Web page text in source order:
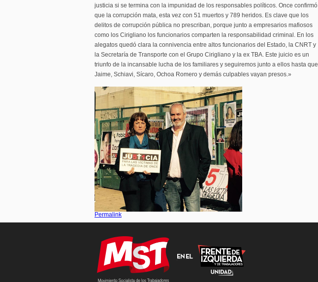
justicia si se termina con la impunidad de los responsables políticos. Once confirmó
que la corrupción mata, esta vez con 51 muertos y 789 heridos. Es clave que los
delitos de corrupción pública no prescriban, porque junto a empresarios mafiosos
como los Cirigliano los funcionarios comparten la responsabilidad criminal. En los
alegatos quedó clara la connivencia entre altos funcionarios del Estado, la CNRT y
la Secretaría de Transporte con el Grupo Cirigliano y la ex TBA. Este juicio es un
triunfo de la incansable lucha de los familiares y seguiremos junto a ellos hasta que
Jaime, Schiavi, Sícaro, Ochoa Romero y demás culpables vayan presos.»
Permalink